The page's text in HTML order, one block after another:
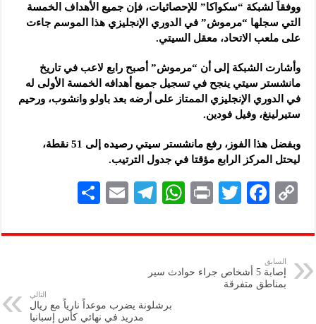
ووفقاَ لشبكة “سكواكا” للإحصائيات، فإن جميع الأهداف الخمسة
التي سجلها “مرموش” في الدوري الإنجليزي هذا الموسم جاءت
على ملعب الاتحاد، معقل السيتي.
وأشارت الشبكة إلى أن “مرموش” أصبح رابع لاعب في تاريخ
مانشستر سيتي ينجح في تسجيل جميع أهدافه الخمسة الأولى له
في الدوري الإنجليزي الممتاز على أرضه بعد باولو وانشوب، ورحيم
ستيرلينغ، وفيل فودين.
وبفضل هذا الفوز، رفع مانشستر سيتي رصيده إلى 51 نقطة،
ليحتل المركز الرابع مؤقتا في جدول الترتيب.
C
p
y
Li
F
eb
k
T
tt
P
nt
W
at
A
p
Te
gr
E
ai
ar
السابق
إصابة 5 أشخاص جراء حوادث سير
بمناطق متفرقة ‏
التالي
برشلونة يضرب موعداً نارياً مع ريال
مدريد في نهائي كأس إسبانيا